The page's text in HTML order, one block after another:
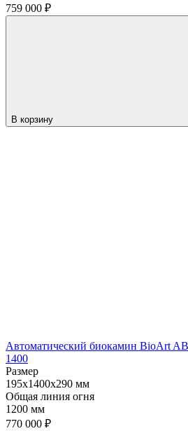
759 000 ₽
В корзину
Автоматический биокамин BioArt
1400
Размер
195x1400x290 мм
Общая линия огня
1200 мм
770 000 ₽